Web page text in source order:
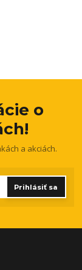
o
a akciách.
Prihlásiť sa